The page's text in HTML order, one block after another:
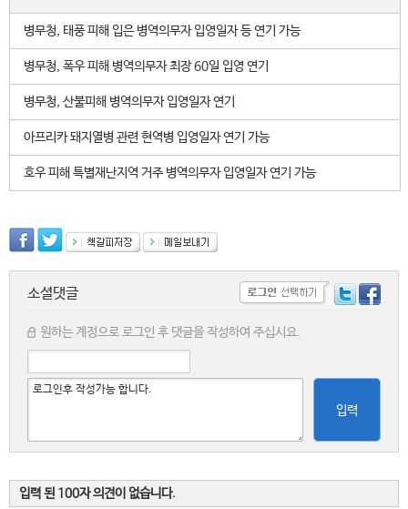
병무청, 태풍 피해 입은 병역의무자 입영일자 등 연기 가능
병무청, 폭우 피해 병역의무자 최장 60일 입영 연기
병무청, 산불피해 병역의무자 입영일자 연기
아프리카 돼지열병 관련 현역병 입영일자 연기 가능
호우 피해 특별재난지역 거주 병역의무자 입영일자 연기 가능
소셜댓글
원하는 계정으로 로그인 후 댓글을 작성하여 주십시요.
입력
입력 된 100자 의견이 없습니다.